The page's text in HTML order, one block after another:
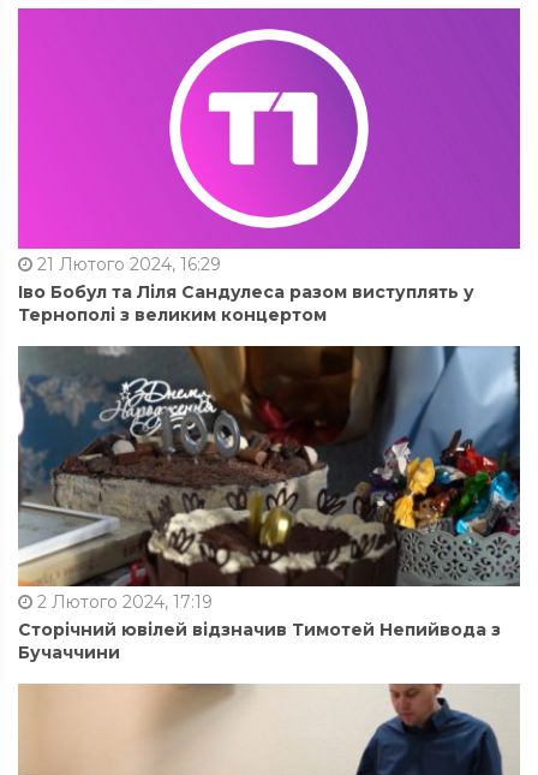
21 Лютого 2024, 16:29
Іво Бобул та Ліля Сандулеса разом виступлять у
Тернополі з великим концертом
2 Лютого 2024, 17:19
Сторічний ювілей відзначив Тимотей Непийвода з
Бучаччини